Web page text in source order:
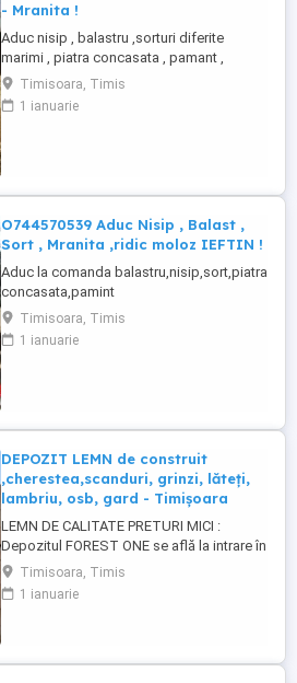
- Mranita !
Aduc nisip , balastru ,sorturi diferite
marimi , piatra concasata , pamant ,
mranita , ridic moloz vrac sau la sac ,
deseuri , indiferent de cantitate , se
asigura manipulare la nevoie . Preturi la
Timisoara, Timis
1 ianuarie
O744570539 Aduc Nisip , Balast ,
Sort , Mranita ,ridic moloz IEFTIN !
Aduc la comanda balastru,nisip,sort,piatra
concasata,pamint
vegetal,mranita.Debarasam curti,poduri
ridic moloz indiferent de cantitate , cu sau
fara persoanal , transport schele metalice
Timisoara, Timis
1 ianuarie
DEPOZIT LEMN de construit
,cherestea,scanduri, grinzi, lăteți,
lambriu, osb, gard - Timișoara
LEMN DE CALITATE PRETURI MICI :
Depozitul FOREST ONE se află la intrare în
MOSNITA NOUA dinspre TIMISOARA. (
langa magazin Profi) SCANDURA
nedimensionată (3-5 m) SCANDURA
19 mm, 3-4m, clasa A PAZIE 20,25 cm ...
Timisoara, Timis
1 ianuarie